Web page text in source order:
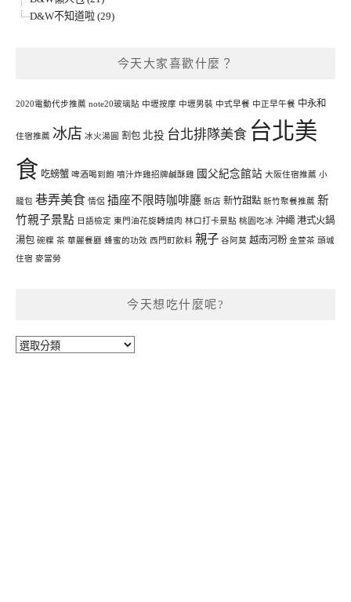
D&W不知道啦 (29)
今天大家喜歡什麼？
2020電動代步推薦 note20玻璃貼 中壢按摩 中壢男裝 中式早餐 中正早午餐 中永和
住宿推薦 冰店 冰火湯圓 割包 北投 台北排隊美食 台北美
食 吃螃蟹 啤酒喝到飽 噴汁炸雞招牌鹹酥雞 國父紀念館站 大阪住宿推薦 小
籠包 巷弄美食 情侶 插座不限時咖啡廳 新店 新竹甜點 新竹聚餐推薦 新
竹親子景點 日語檢定 東門油花旋轉燒肉 林口打卡景點 桃園吃冰 沖繩 港式火鍋
湯包 碗粿 茶 華麗餐廳 蜂蜜的功效 西門町飲料 親子 谷阿莫 越南河粉 金萱茶 頭城
住宿 麥當勞
今天想吃什麼呢?
今